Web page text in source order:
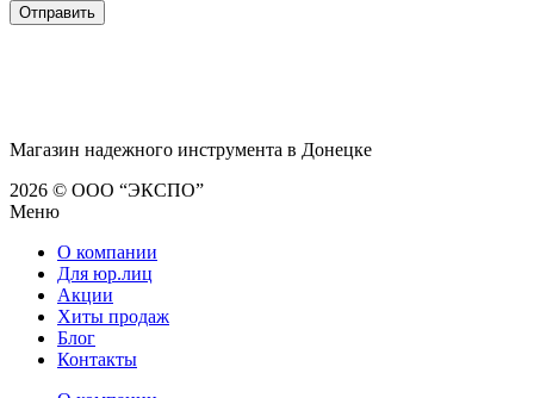
Магазин надежного инструмента в Донецке
2026 © ООО “ЭКСПО”
Меню
О компании
Для юр.лиц
Акции
Хиты продаж
Блог
Контакты